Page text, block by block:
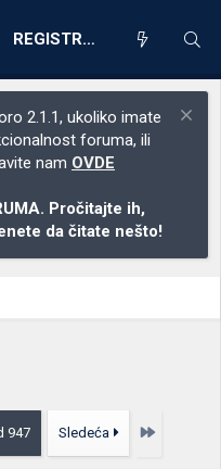
REGISTRACIJA
2.1.1, ukoliko imate
foruma, ili
nam OVDE
Pročitajte ih,
da čitate nešto!
947 Sledeća Poslednja